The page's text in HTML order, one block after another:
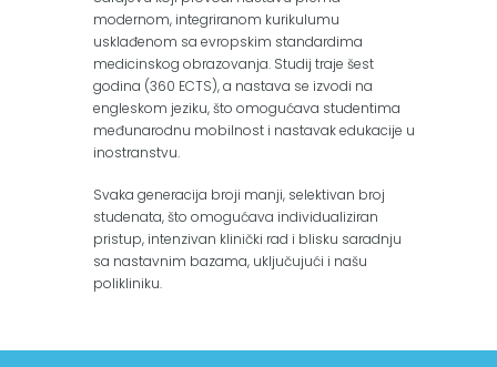
modernom, integriranom kurikulumu
usklađenom sa evropskim standardima
medicinskog obrazovanja. Studij traje šest
godina (360 ECTS), a nastava se izvodi na
engleskom jeziku, što omogućava studentima
međunarodnu mobilnost i nastavak edukacije u
inostranstvu.
Svaka generacija broji manji, selektivan broj
studenata, što omogućava individualiziran
pristup, intenzivan klinički rad i blisku saradnju
sa nastavnim bazama, uključujući i našu
polikliniku.